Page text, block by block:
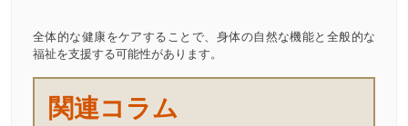
全体的な健康をケアすることで、身体の自然な機能と全般的な
福祉を支援する可能性があります。
関連コラム